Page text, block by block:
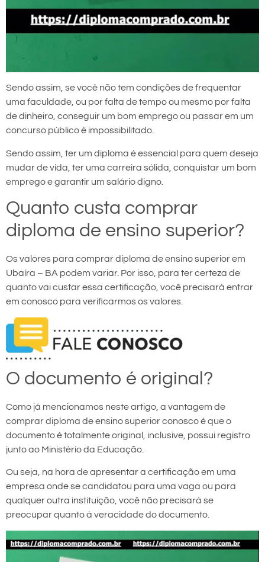
Sendo assim, se você não tem condições de frequentar
uma faculdade, ou por falta de tempo ou mesmo por falta
de dinheiro, conseguir um bom emprego ou passar em um
concurso público é impossibilitado.
Sendo assim, ter um diploma é essencial para quem deseja
mudar de vida, ter uma carreira sólida, conquistar um bom
emprego e garantir um salário digno.
Quanto custa comprar
diploma de ensino superior?
Os valores para comprar diploma de ensino superior em
Ubaíra – BA podem variar. Por isso, para ter certeza de
quanto vai custar essa certificação, você precisará entrar
em conosco para verificarmos os valores.
O documento é original?
Como já mencionamos neste artigo, a vantagem de
comprar diploma de ensino superior conosco é que o
documento é totalmente original, inclusive, possui registro
junto ao Ministério da Educação.
Ou seja, na hora de apresentar a certificação em uma
empresa onde se candidatou para uma vaga ou para
qualquer outra instituição, você não precisará se
preocupar quanto à veracidade do documento.